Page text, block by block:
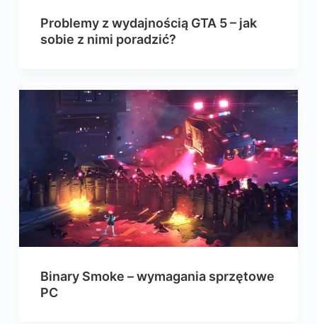
Problemy z wydajnością GTA 5 – jak
sobie z nimi poradzić?
Binary Smoke – wymagania sprzętowe
PC